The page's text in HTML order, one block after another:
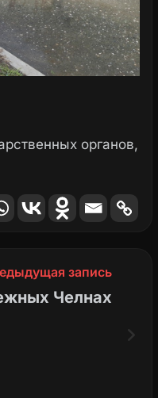
органов,
запись
Челнах